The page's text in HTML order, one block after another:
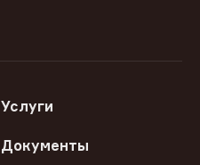
Услуги
Документы